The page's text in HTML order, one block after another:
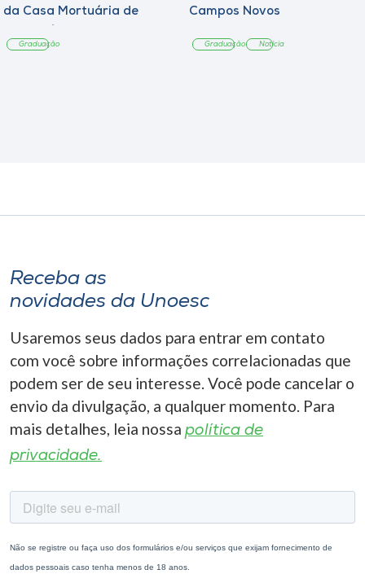
da Casa Mortuária de
Graduação
Campos Novos
Graduação Notícia
Receba as
novidades da Unoesc
Usaremos seus dados para entrar em contato
com você sobre informações correlacionadas que
podem ser de seu interesse. Você pode cancelar o
envio da divulgação, a qualquer momento. Para
mais detalhes, leia nossa política de
privacidade.